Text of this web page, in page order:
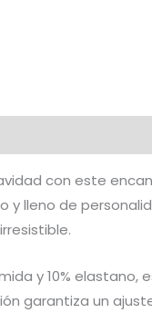
con este
y lleno de
y 10%
garantiza un